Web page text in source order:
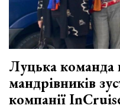
залишив у
Луцьку
три...
27 Липня 2026
715 переглядів
Персона
Лайф
Луцька команда
мандрівників
компанії